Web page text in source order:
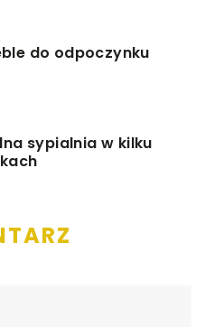
do odpoczynku
sypialnia w kilku